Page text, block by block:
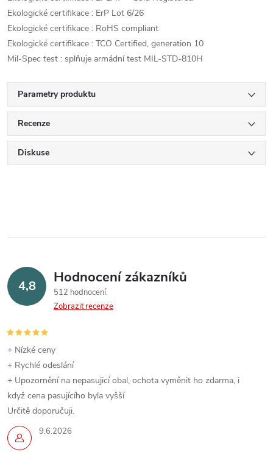
Ekologické certifikace : ErP Lot 6/26
Ekologické certifikace : RoHS compliant
Ekologické certifikace : TCO Certified, generation 10
Mil-Spec test : splňuje armádní test MIL-STD-810H
Parametry produktu
Recenze
Diskuse
4,8 Hodnocení zákazníků
512 hodnocení
Zobrazit recenze
9.6.2026
+ Nízké ceny
+ Rychlé odeslání
+ Upozornění na nepasujicí obal, ochota vyměnit ho zdarma, i
když cena pasujícího byla vyšší
Určitě doporučuji.